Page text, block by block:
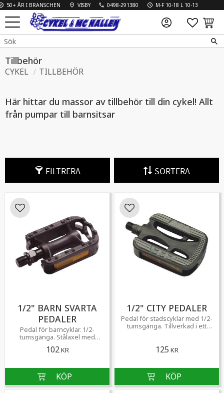
Meny
VISBY 0498-291380 M-F 10-18 L 10-13
Tillbehör
CYKEL TILLBEHÖR
Här hittar du massor av tillbehör till din cykel! Allt
från pumpar till barnsitsar
FILTRERA SORTERA
1/2" BARN SVARTA
PEDALER
Pedal för barncyklar. 1/2-
tumsgänga. Stålaxel med
sexkantshuvud.
102KR
Lägg till i favoriter
1/2" CITY PEDALER
​Pedal för stadscyklar med 1/2-
tumsgänga. Tillverkad i ett
125 KR
Lägg till i favoriter